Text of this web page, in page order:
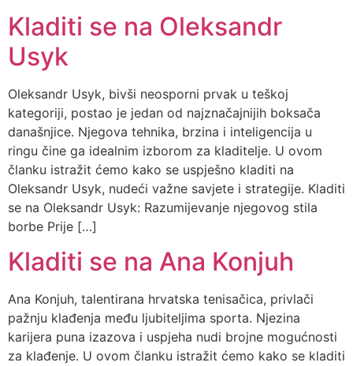
Kladiti se na Oleksandr
Usyk
Oleksandr Usyk, bivši neosporni prvak u teškoj
kategoriji, postao je jedan od najznačajnijih boksača
današnjice. Njegova tehnika, brzina i inteligencija u
ringu čine ga idealnim izborom za kladitelje. U ovom
članku istražit ćemo kako se uspješno kladiti na
Oleksandr Usyk, nudeći važne savjete i strategije. Kladiti
se na Oleksandr Usyk: Razumijevanje njegovog stila
borbe Prije […]
Kladiti se na Ana Konjuh
Ana Konjuh, talentirana hrvatska tenisačica, privlači
pažnju klađenja među ljubiteljima sporta. Njezina
karijera puna izazova i uspjeha nudi brojne mogućnosti
za klađenje. U ovom članku istražit ćemo kako se kladiti